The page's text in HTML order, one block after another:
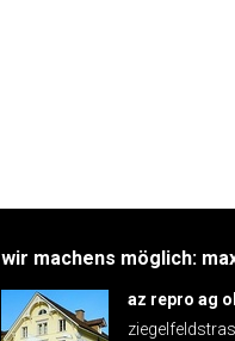
wir machens möglich:
az repro ag